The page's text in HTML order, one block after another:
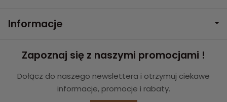
Informacje
Zapoznaj się z naszymi promocjami !
Dołącz do naszego newslettera i otrzymuj ciekawe
informacje, promocje i rabaty.